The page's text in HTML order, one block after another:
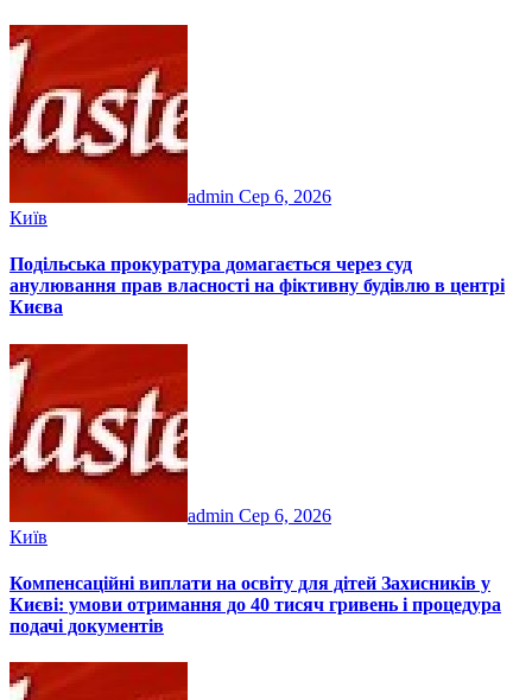
admin Сер 6, 2026
Київ
Подільська прокуратура домагається через суд
анулювання прав власності на фіктивну будівлю в центрі
Києва
admin Сер 6, 2026
Київ
Компенсаційні виплати на освіту для дітей Захисників у
Києві: умови отримання до 40 тисяч гривень і процедура
подачі документів